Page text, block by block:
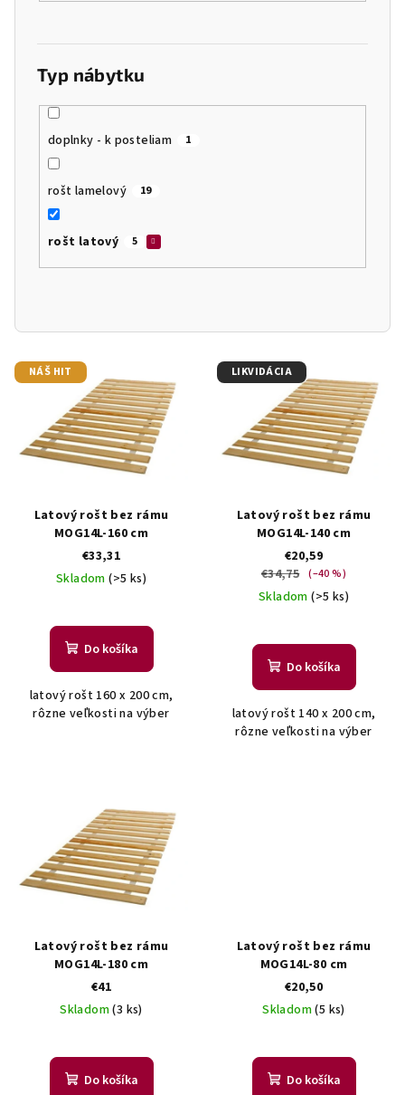
Typ nábytku
doplnky - k posteliam 1
rošt lamelový 19
rošt latový 5
V
ý
NÁŠ HIT
Latový rošt bez rámu
MOG14L-160 cm
€33,31
Skladom(>5 ks)
Do košíka
latový rošt 160 x 200 cm,
rôzne veľkosti na výber
LIKVIDÁCIA
Latový rošt bez rámu
MOG14L-140 cm
€20,59
€34,75 (–40 %)
Skladom(>5 ks)
Do košíka
latový rošt 140 x 200 cm,
rôzne veľkosti na výber
Latový rošt bez rámu
MOG14L-180 cm
€41
Skladom(3 ks)
Do košíka
Latový rošt bez rámu
MOG14L-80 cm
€20,50
Skladom(5 ks)
Do košíka